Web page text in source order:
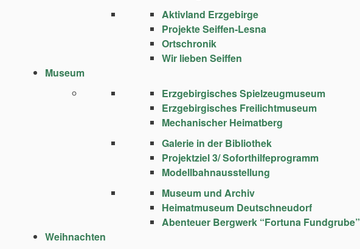
Aktivland Erzgebirge
Projekte Seiffen-Lesna
Ortschronik
Wir lieben Seiffen
Museum
Erzgebirgisches Spielzeugmuseum
Erzgebirgisches Freilichtmuseum
Mechanischer Heimatberg
Galerie in der Bibliothek
Projektziel 3/ Soforthilfeprogramm
Modellbahnausstellung
Museum und Archiv
Heimatmuseum Deutschneudorf
Abenteuer Bergwerk “Fortuna Fundgrube”
Weihnachten